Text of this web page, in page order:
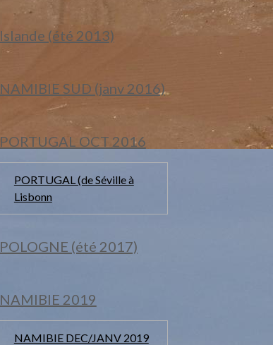
Islande (été 2013)
NAMIBIE SUD (janv 2016)
PORTUGAL OCT 2016
PORTUGAL (de Séville à
Lisbonn
POLOGNE (été 2017)
NAMIBIE 2019
NAMIBIE DEC/JANV 2019